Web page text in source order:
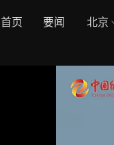
首页 要闻 北京